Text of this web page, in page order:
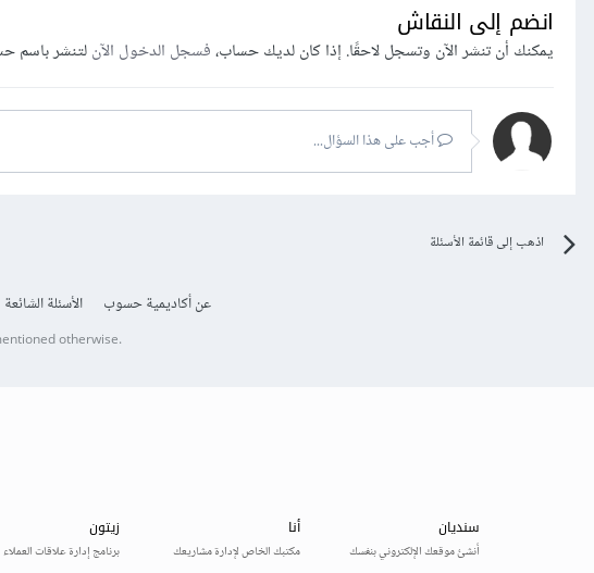
انضم إلى النقاش
يمكنك أن تنشر الآن وتسجل لاحقًا. إذا كان لديك حساب،فسجل الدخول الآنلتنشر باسم
أجب على هذا السؤال...
اذهب إلى قائمة الأسئلة
عن أكاديمية حسوب الأسئلة الشائعة
otherwise.